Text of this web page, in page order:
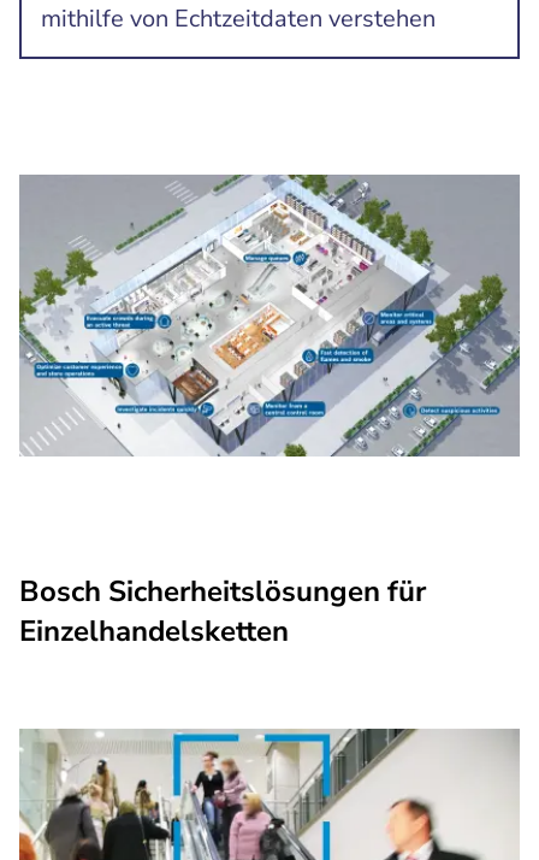
mithilfe von Echtzeitdaten verstehen
Bosch Sicherheitslösungen für
Einzelhandelsketten